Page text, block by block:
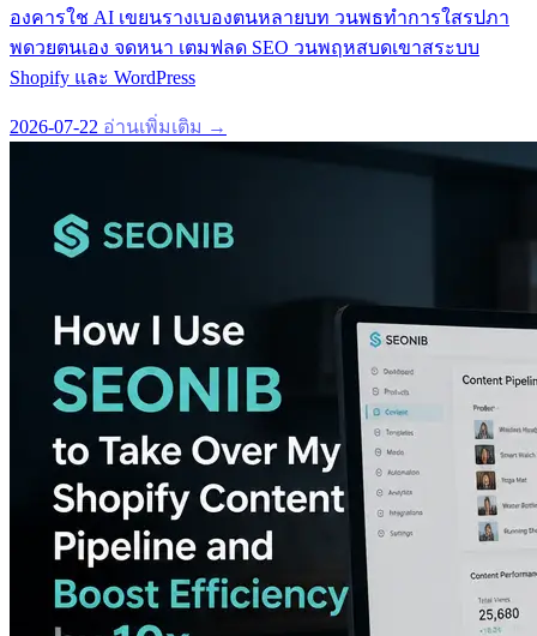
องคารใช AI เขยนรางเบองตนหลายบท วนพธทำการใสรปภา
พดวยตนเอง จดหนา เตมฟลด SEO วนพฤหสบดเขาสระบบ
Shopify และ WordPress
2026-07-22 อ่านเพิ่มเติม →